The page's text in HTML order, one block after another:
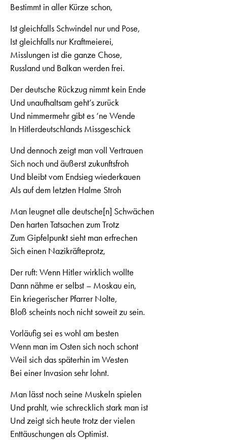
Bestimmt in aller Kürze schon,
Ist gleichfalls Schwindel nur und Pose,
Ist gleichfalls nur Kraftmeierei,
Misslungen ist die ganze Chose,
Russland und Balkan werden frei.
Der deutsche Rückzug nimmt kein Ende
Und unaufhaltsam geht’s zurück
Und nimmermehr gibt es ‘ne Wende
In Hitlerdeutschlands Missgeschick
Und dennoch zeigt man voll Vertrauen
Sich noch und äußerst zukunftsfroh
Und bleibt vom Endsieg wiederkauen
Als auf dem letzten Halme Stroh
Man leugnet alle deutsche[n] Schwächen
Den harten Tatsachen zum Trotz
Zum Gipfelpunkt sieht man erfrechen
Sich einen Nazikräfteprotz,
Der ruft: Wenn Hitler wirklich wollte
Dann nähme er selbst – Moskau ein,
Ein kriegerischer Pfarrer Nolte,
Bloß scheints noch nicht soweit zu sein.
Vorläufig sei es wohl am besten
Wenn man im Osten sich noch schont
Weil sich das späterhin im Westen
Bei einer Invasion sehr lohnt.
Man lässt noch seine Muskeln spielen
Und prahlt, wie schrecklich stark man ist
Und zeigt sich heute trotz der vielen
Enttäuschungen als Optimist.